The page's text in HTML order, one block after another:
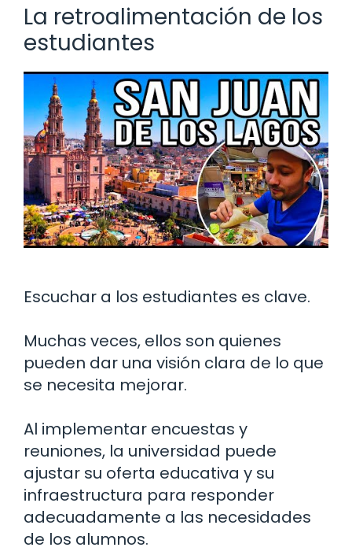
La retroalimentación de los
estudiantes
Escuchar a los estudiantes es clave.
Muchas veces, ellos son quienes
pueden dar una visión clara de lo que
se necesita mejorar.
Al implementar encuestas y
reuniones, la universidad puede
ajustar su oferta educativa y su
infraestructura para responder
adecuadamente a las necesidades
de los alumnos.